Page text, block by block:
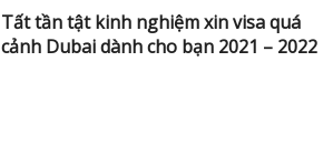
Tất tần tật kinh nghiệm xin visa quá
cảnh Dubai dành cho bạn 2021 – 2022